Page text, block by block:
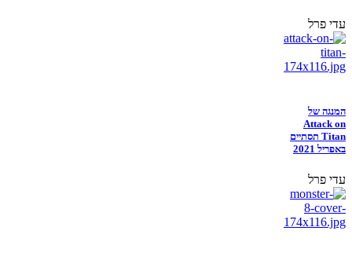
עדי פרל
המנגה של
Attack on
Titan תסתיים
באפריל 2021
עדי פרל